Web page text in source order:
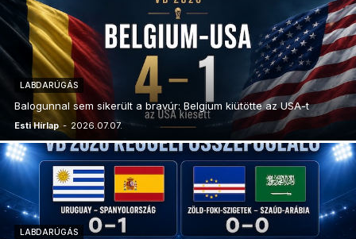
LABDARÚGÁS
Balogunnal sem sikerült a bravúr: Belgium kiütötte az USA-t
Esti Hírlap - 2026.07.07.
LABDARÚGÁS